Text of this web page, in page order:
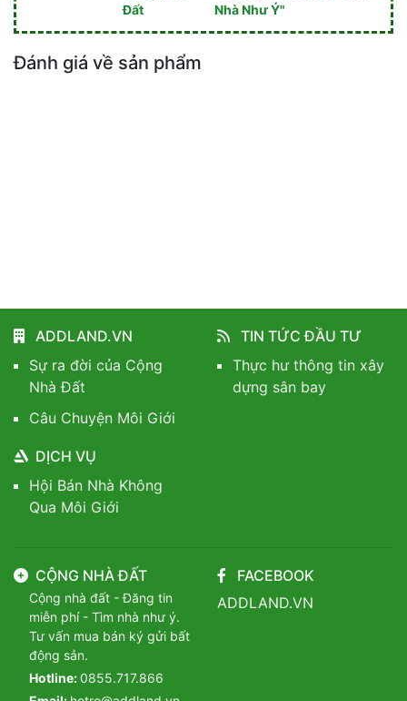
Đất
Nhà Như Ý"
Đánh giá về sản phẩm
ADDLAND.VN
Sự ra đời của Cộng
Nhà Đất
Câu Chuyện Môi Giới
TIN TỨC ĐẦU TƯ
Thực hư thông tin xây
dựng sân bay
DỊCH VỤ
Hội Bán Nhà Không
Qua Môi Giới
CỘNG NHÀ ĐẤT
Cộng nhà đất - Đăng tin
miễn phí - Tìm nhà như ý.
Tư vấn mua bán ký gửi bất
động sản.
Hotline:0855.717.866
FACEBOOK
ADDLAND.VN